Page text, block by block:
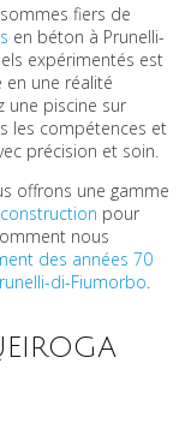
fiers de
en béton à Prunelli-
expérimentés est
une réalité
une piscine sur
les compétences et
précision et soin.
offrons une gamme
construction pour
nous
des années 70
di-Fiumorbo